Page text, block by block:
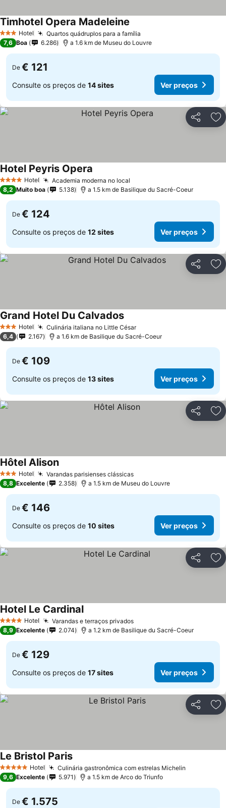
3 EstrelasHotel Quartos quádruplos para a família
Timhotel Opera Madeleine
7,6 Boa 6.286 a 1.6 km de Museu do Louvre
De € 121
Consulte os preços de 14 sites Ver preços
Partilhar
4 EstrelasHotel Academia moderna no local
Hotel Peyris Opera
8,2 Muito boa 5.138 a 1.5 km de Basilique du Sacré-Coeur
De € 124
Consulte os preços de 12 sites Ver preços
Partilhar
3 EstrelasHotel Culinária italiana no Little César
Grand Hotel Du Calvados
6,4 2.167 a 1.6 km de Basilique du Sacré-Coeur
De € 109
Consulte os preços de 13 sites Ver preços
Partilhar
3 EstrelasHotel Varandas parisienses clássicas
Hôtel Alison
8,8 Excelente 2.358 a 1.5 km de Museu do Louvre
De € 146
Consulte os preços de 10 sites Ver preços
Partilhar
4 EstrelasHotel Varandas e terraços privados
Hotel Le Cardinal
8,9 Excelente 2.074 a 1.2 km de Basilique du Sacré-Coeur
De € 129
Consulte os preços de 17 sites Ver preços
Partilhar
5 Estrelas Hotel Culinária gastronômica com estrelas Michelin
Le Bristol Paris
9,6 Excelente 5.971 a 1.5 km de Arco do Triunfo
De € 1.575